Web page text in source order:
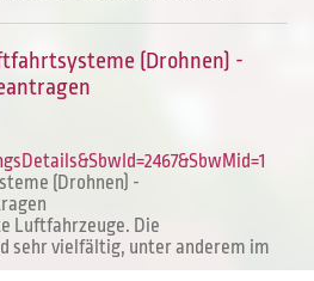
(Drohnen) -
(Drohnen) -
Luftfahrzeuge. Die
sehr vielfältig, unter anderem im